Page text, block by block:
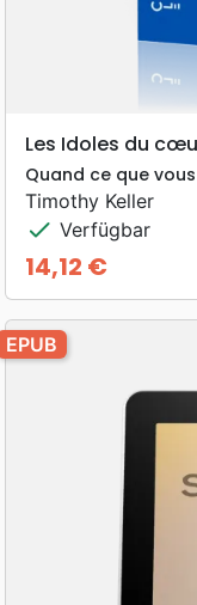
Les Idoles du
Quand ce que
Timothy Keller
check Verfügbar
Preis
14,12 €
EPUB